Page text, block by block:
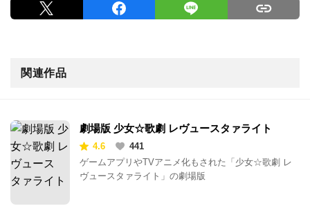
関連作品
劇場版 少女☆歌劇 レヴュースタァライト
4.6
441
ゲームアプリやTVアニメ化もされた「少女☆歌劇 レ
ヴュースタァライト」の劇場版